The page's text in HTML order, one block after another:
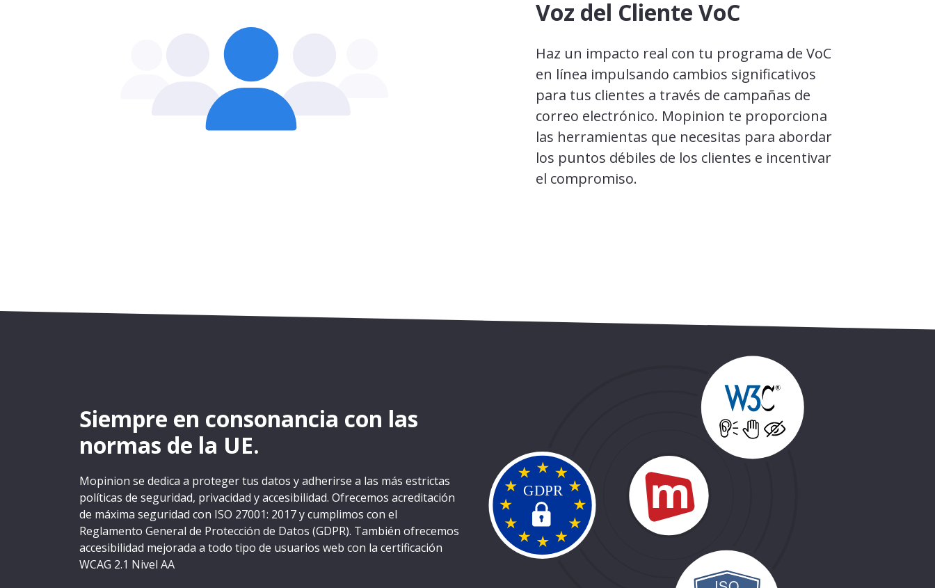
Voz del Cliente VoC
Haz un impacto real con tu programa de VoC
en línea impulsando cambios significativos
para tus clientes a través de campañas de
correo electrónico. Mopinion te proporciona
las herramientas que necesitas para abordar
los puntos débiles de los clientes e incentivar
el compromiso.
Siempre en consonancia con las
normas de la UE.
Mopinion se dedica a proteger tus datos y adherirse a las más estrictas
políticas de seguridad, privacidad y accesibilidad. Ofrecemos acreditación
de máxima seguridad con ISO 27001: 2017 y cumplimos con el
Reglamento General de Protección de Datos (GDPR). También ofrecemos
accesibilidad mejorada a todo tipo de usuarios web con la certificación
WCAG 2.1 Nivel AA